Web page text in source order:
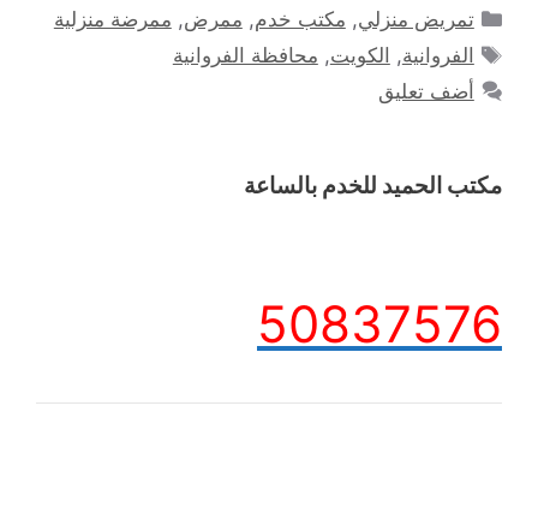
التصنيفات
تمريض منزلي, مكتب خدم, ممرض, ممرضة منزلية
الوسوم
الفروانية, الكويت, محافظة الفروانية
أضف تعليق
مكتب الحميد للخدم بالساعة
50837576